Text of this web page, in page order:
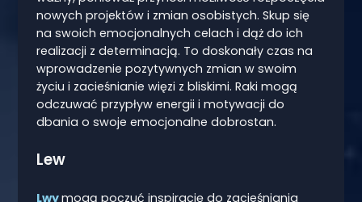
nowych projektów i zmian osobistych. Skup się
na swoich emocjonalnych celach i dąż do ich
realizacji z determinacją. To doskonały czas na
wprowadzenie pozytywnych zmian w swoim
życiu i zacieśnianie więzi z bliskimi. Raki mogą
odczuwać przypływ energii i motywacji do
dbania o swoje emocjonalne dobrostan.
Lew
Lwymogą poczuć inspirację do zacieśniania